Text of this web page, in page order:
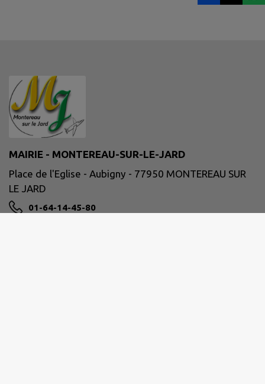
MAIRIE - MONTEREAU-SUR-LE-JARD
Place de l'Eglise - Aubigny - 77950 MONTEREAU SUR
LE JARD
01-64-14-45-80